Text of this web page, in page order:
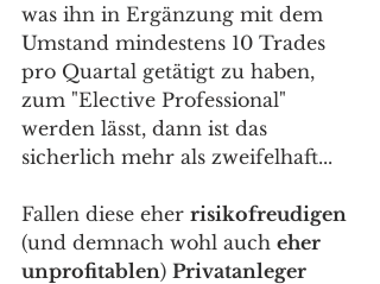
was ihn in Ergänzung mit dem
Umstand mindestens 10 Trades
pro Quartal getätigt zu haben,
zum "Elective Professional"
werden lässt, dann ist das
sicherlich mehr als zweifelhaft...
Fallen diese eher risikofreudigen
(und demnach wohl auch eher
unprofitablen) Privatanleger